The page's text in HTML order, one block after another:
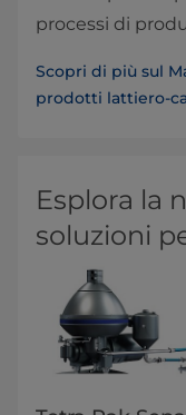
processi di
Scopri di più sul
prodotti lattiero-
Esplora la
soluzioni